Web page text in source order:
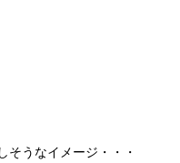
そうなイメージ・・・